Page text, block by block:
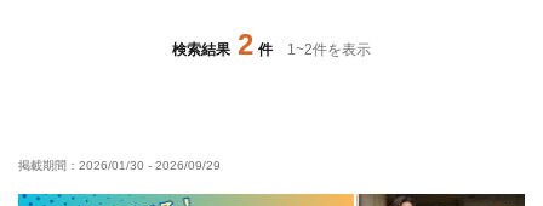
検索結果 2 件 1~2件を表示
掲載期間： 2026/01/30 - 2026/09/29